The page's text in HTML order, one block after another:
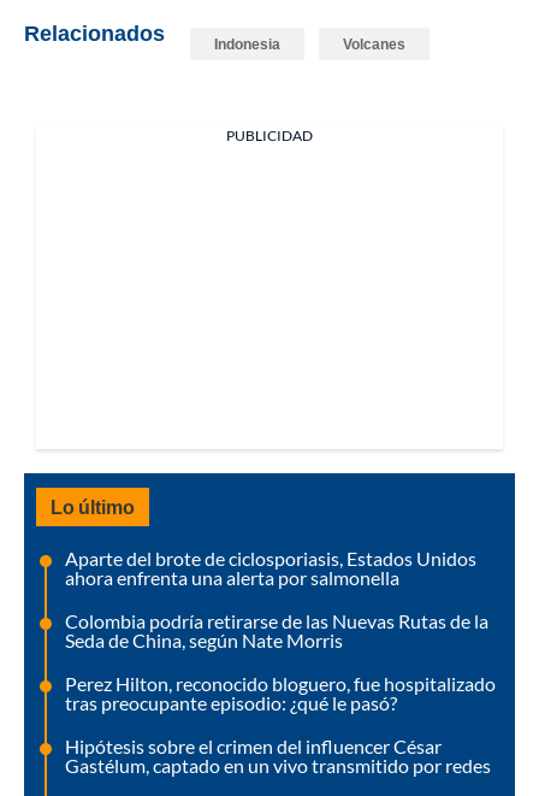
Relacionados Indonesia Volcanes
PUBLICIDAD
Lo último
Aparte del brote de ciclosporiasis, Estados Unidos
ahora enfrenta una alerta por salmonella
Colombia podría retirarse de las Nuevas Rutas de la
Seda de China, según Nate Morris
Perez Hilton, reconocido bloguero, fue hospitalizado
tras preocupante episodio: ¿qué le pasó?
Hipótesis sobre el crimen del influencer César
Gastélum, captado en un vivo transmitido por redes